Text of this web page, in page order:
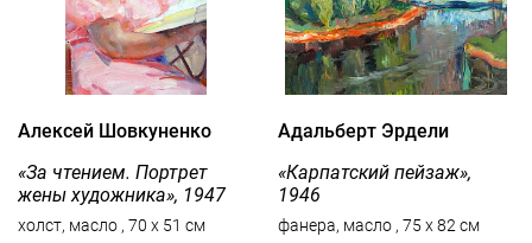
Алексей Шовкуненко
«За чтением. Портрет
жены художника», 1947
холст, масло , 70 x 51 см
Адальберт Эрдели
«Карпатский пейзаж»,
1946
фанера, масло , 75 x 82 см